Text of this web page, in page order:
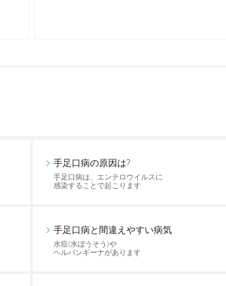
手足口病の原因は?
手足口病は、エンテロウイルスに
感染することで起こります
手足口病と間違えやすい病気
水痘(水ぼうそう)や
ヘルパンギーナがあります